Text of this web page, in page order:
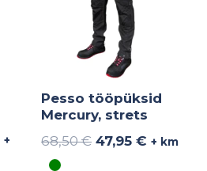
+
Pesso tööpüksid
Mercury, strets
68,50€ 47,95 € + km